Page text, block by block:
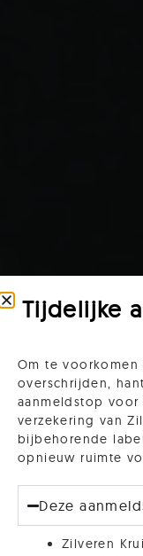
Tijdelijke
Om te
overschrijden,
aanmeldstop
verzekering van
bijbehorende
opnieuw ruimte
Deze
Zilveren